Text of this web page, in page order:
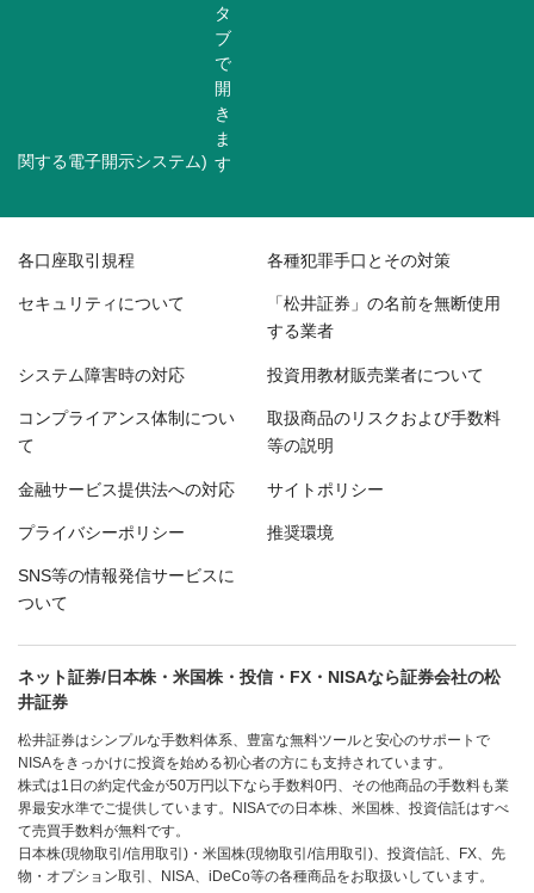
関する電子開示システム)
各口座取引規程 各種犯罪手口とその対策
セキュリティについて 「松井証券」の名前を無断使用
する業者
システム障害時の対応 投資用教材販売業者について
コンプライアンス体制につい
て
取扱商品のリスクおよび手数料
等の説明
金融サービス提供法への対応 サイトポリシー
プライバシーポリシー 推奨環境
SNS等の情報発信サービスに
ついて
ネット証券/日本株・米国株・投信・FX・NISAなら証券会社の松
井証券
松井証券はシンプルな手数料体系、豊富な無料ツールと安心のサポートで
NISAをきっかけに投資を始める初心者の方にも支持されています。
株式は1日の約定代金が50万円以下なら手数料0円、その他商品の手数料も業
界最安水準でご提供しています。NISAでの日本株、米国株、投資信託はすべ
て売買手数料が無料です。
日本株(現物取引/信用取引)・米国株(現物取引/信用取引)、投資信託、FX、先
物・オプション取引、NISA、iDeCo等の各種商品をお取扱いしています。